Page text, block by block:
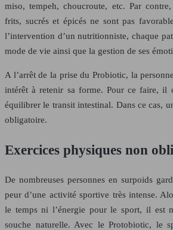
miso, tempeh, choucroute, etc. Par
frits, sucrés et épicés ne sont pas
l’intervention d’un nutritionniste, chaque
mode de vie ainsi que la gestion de ses
A l’arrêt de la prise du Probiotic, la
intérêt à retenir sa forme. Pour ce faire, il
équilibrer le transit intestinal. Dans ce cas,
obligatoire.
Exercices physiques non
De nombreuses personnes en surpoids
peur d’une activité sportive très intense.
le temps ni l’énergie pour le sport, il est
souche naturelle. Avec le Protobiotic, le